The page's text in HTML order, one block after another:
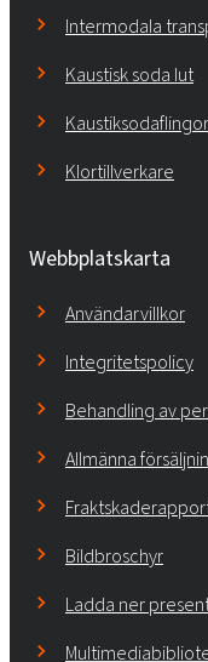
Intermodala
Kaustisk soda lut
Kaustiksodaflingor
Klortillverkare
Webbplatskarta
Användarvillkor
Integritetspolicy
Behandling av
Allmänna
Bildbroschyr
Ladda ner